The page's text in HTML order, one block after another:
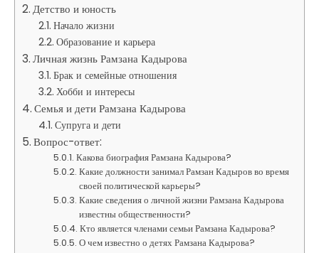
Детство и юность
Начало жизни
Образование и карьера
Личная жизнь Рамзана Кадырова
Брак и семейные отношения
Хобби и интересы
Семья и дети Рамзана Кадырова
Супруга и дети
Вопрос-ответ:
Какова биография Рамзана Кадырова?
Какие должности занимал Рамзан Кадыров во время
своей политической карьеры?
Какие сведения о личной жизни Рамзана Кадырова
известны общественности?
Кто является членами семьи Рамзана Кадырова?
О чем известно о детях Рамзана Кадырова?